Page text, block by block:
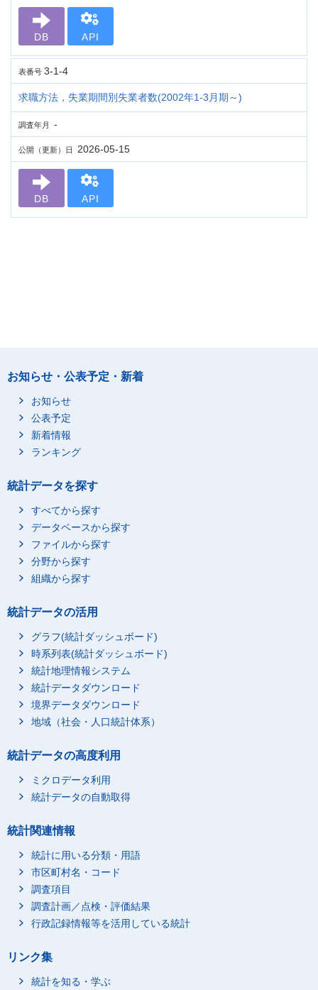
DB API
表番号 3-1-4
求職方法，失業期間別失業者数(2002年1-3月期～)
調査年月 -
公開（更新）日 2026-05-15
DB API
お知らせ・公表予定・新着
お知らせ
公表予定
新着情報
ランキング
統計データを探す
すべてから探す
データベースから探す
ファイルから探す
分野から探す
組織から探す
統計データの活用
グラフ(統計ダッシュボード)
時系列表(統計ダッシュボード)
統計地理情報システム
統計データダウンロード
境界データダウンロード
地域（社会・人口統計体系）
統計データの高度利用
ミクロデータ利用
統計データの自動取得
統計関連情報
統計に用いる分類・用語
市区町村名・コード
調査項目
調査計画／点検・評価結果
行政記録情報等を活用している統計
リンク集
統計を知る・学ぶ